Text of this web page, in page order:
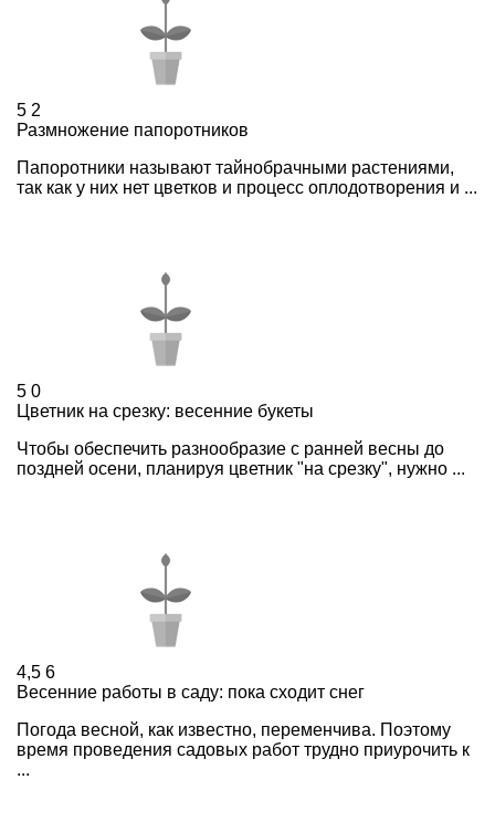
5 2
Размножение папоротников
Папоротники называют тайнобрачными растениями,
так как у них нет цветков и процесс оплодотворения и ...
5 0
Цветник на срезку: весенние букеты
Чтобы обеспечить разнообразие с ранней весны до
поздней осени, планируя цветник "на срезку", нужно ...
4,5 6
Весенние работы в саду: пока сходит снег
Погода весной, как известно, переменчива. Поэтому
время проведения садовых работ трудно приурочить к
...